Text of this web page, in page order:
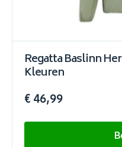
Regatta Baslinn
Kleuren
€ 46,99